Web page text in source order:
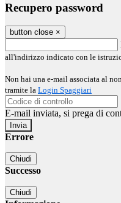
Recupero password
button close ×
all'indirizzo indicato con le
Non hai una e-mail associata al
tramite la Login Spaggiari
E-mail inviata, si prega di
Errore
Chiudi
Successo
Chiudi